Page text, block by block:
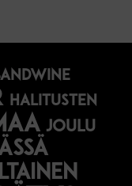
halitusten
joulu